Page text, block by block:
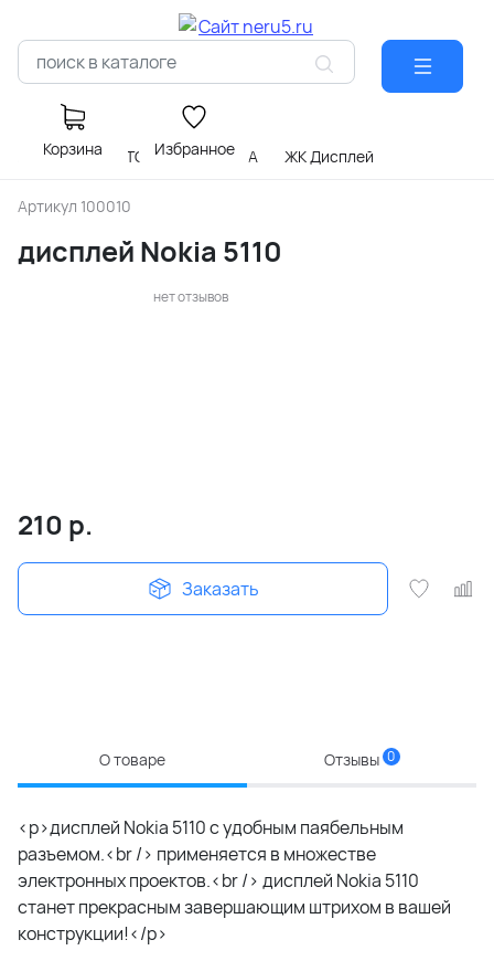
Корзина Избранное
Главная ОПТО ЭЛЕКТРОНИКА ЖК Дисплей
Артикул 100010
дисплей Nokia 5110
нет отзывов
210 р.
Заказать
О товаре Отзывы 0
<p>дисплей Nokia 5110 c удобным паябельным
разъемом.<br /> применяется в множестве
электронных проектов.<br /> дисплей Nokia 5110
станет прекрасным завершающим штрихом в вашей
конструкции!</p>